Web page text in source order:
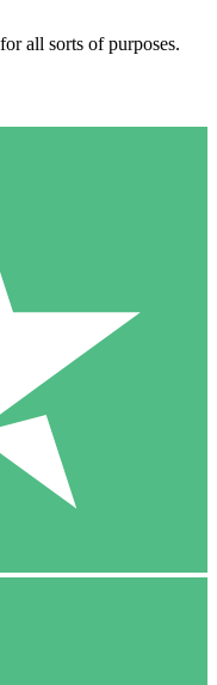
all sorts of purposes.